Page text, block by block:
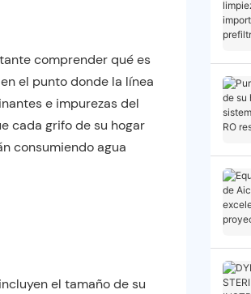
comprender qué es
el punto donde la línea
e impurezas del
cada grifo de su hogar
consumiendo agua
el tamaño de su